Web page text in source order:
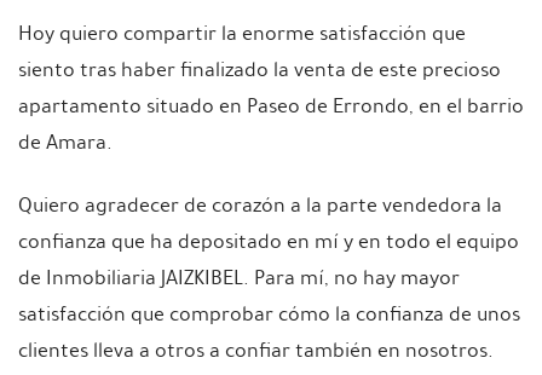
Hoy quiero compartir la enorme satisfacción que
siento tras haber finalizado la venta de este precioso
apartamento situado en Paseo de Errondo, en el barrio
de Amara.
Quiero agradecer de corazón a la parte vendedora la
confianza que ha depositado en mí y en todo el equipo
de Inmobiliaria JAIZKIBEL. Para mí, no hay mayor
satisfacción que comprobar cómo la confianza de unos
clientes lleva a otros a confiar también en nosotros.